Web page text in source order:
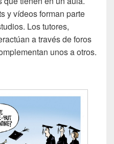
y vídeos forman parte
Los tutores,
a través de foros
unos a otros.